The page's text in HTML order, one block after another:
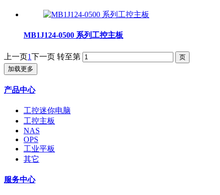
MB1J124-0500 系列工控主板
上一页1下一页 转至第
加载更多
产品中心
工控迷你电脑
工控主板
NAS
OPS
工业平板
其它
服务中心